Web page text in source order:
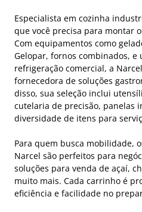
Especialista em cozinha
que você precisa para montar
Com equipamentos como
Gelopar, fornos combinados,
refrigeração comercial, a
fornecedora de soluções
disso, sua seleção inclui
cutelaria de precisão, panelas
diversidade de itens para
Para quem busca mobilidade,
Narcel são perfeitos para
soluções para venda de açaí,
muito mais. Cada carrinho é
eficiência e facilidade no